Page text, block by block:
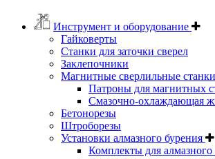
Инструмент и оборудование
Гайковерты
Станки для заточки сверел
Заклепочники
Магнитные сверлильные станки
Патроны для магнитных
Смазочно-охлаждающая
Бетонорезы
Штроборезы
Установки алмазного бурения
Комплекты для алмазного